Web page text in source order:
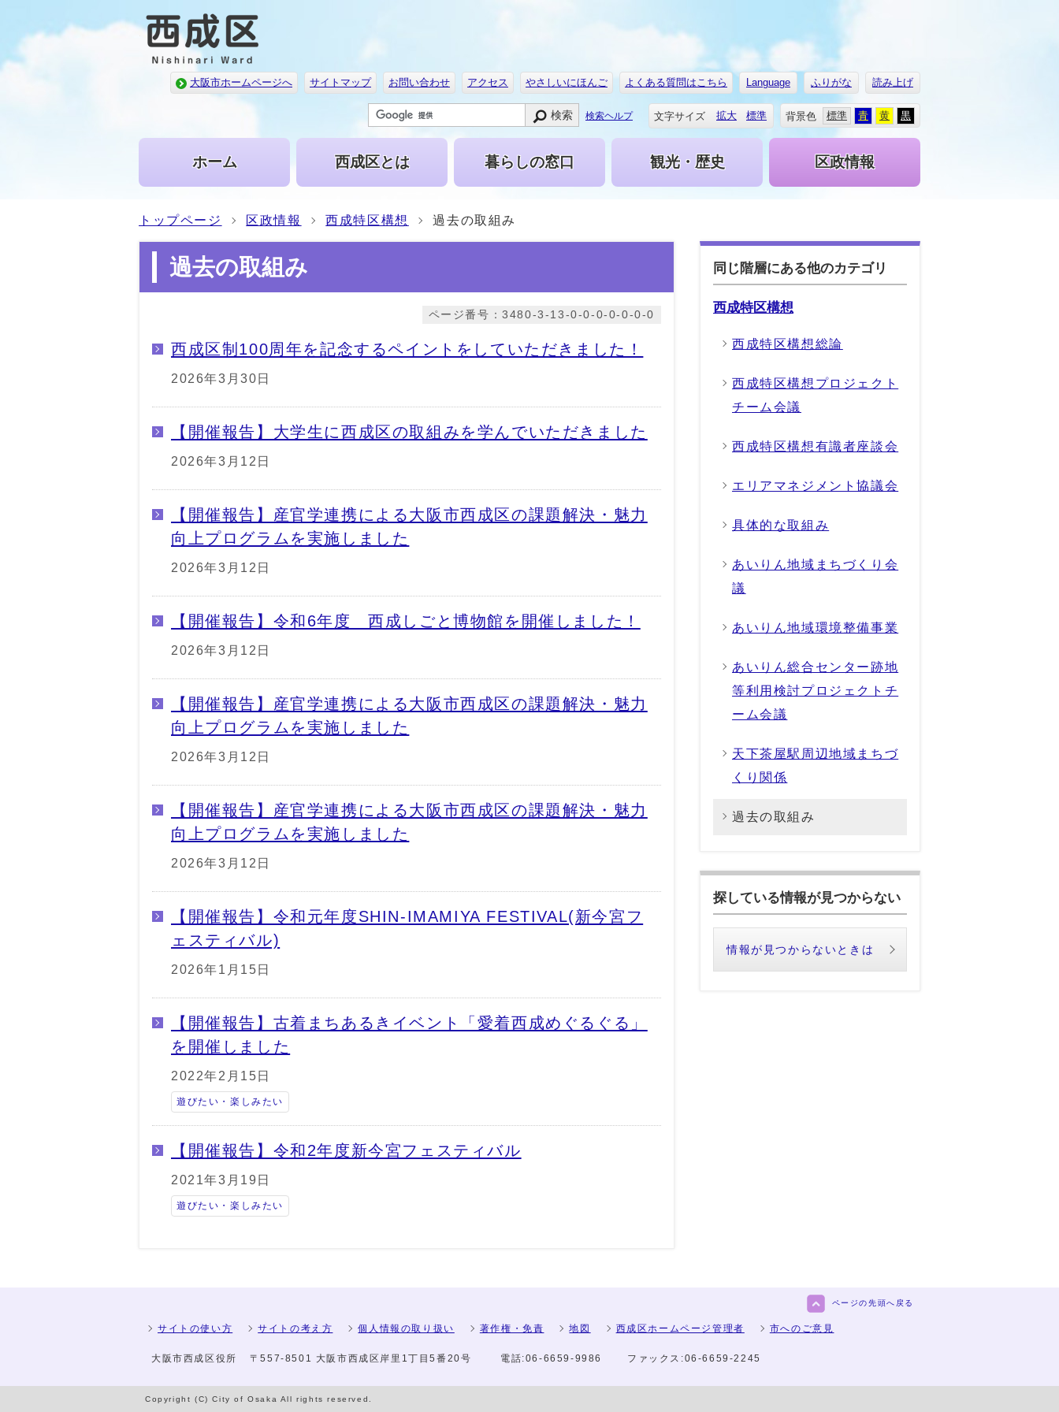
大阪市ホームページへ サイトマップ お問い合わせ アクセス やさしいにほんご よくある質問はこちら Language ふりがな 読み上げ
文字サイズ 拡大 標準 背景色 標準 青 黄 黒
検索 検索ヘルプ
ホーム 西成区とは 暮らしの窓口 観光・歴史 区政情報
トップページ 区政情報 西成特区構想 過去の取組み
過去の取組み
ページ番号：3480-3-13-0-0-0-0-0-0-0
西成区制100周年を記念するペイントをしていただきました！
2026年3月30日
【開催報告】大学生に西成区の取組みを学んでいただきました
2026年3月12日
【開催報告】産官学連携による大阪市西成区の課題解決・魅力
向上プログラムを実施しました
2026年3月12日
【開催報告】令和6年度 西成しごと博物館を開催しました！
2026年3月12日
【開催報告】産官学連携による大阪市西成区の課題解決・魅力
向上プログラムを実施しました
2026年3月12日
【開催報告】産官学連携による大阪市西成区の課題解決・魅力
向上プログラムを実施しました
2026年3月12日
【開催報告】令和元年度SHIN-IMAMIYA FESTIVAL(新今宮フ
ェスティバル)
2026年1月15日
【開催報告】古着まちあるきイベント「愛着西成めぐるぐる」
を開催しました
2022年2月15日
遊びたい・楽しみたい
【開催報告】令和2年度新今宮フェスティバル
2021年3月19日
遊びたい・楽しみたい
同じ階層にある他のカテゴリ
西成特区構想
西成特区構想総論
西成特区構想プロジェクト
チーム会議
西成特区構想有識者座談会
エリアマネジメント協議会
具体的な取組み
あいりん地域まちづくり会
議
あいりん地域環境整備事業
あいりん総合センター跡地
等利用検討プロジェクトチ
ーム会議
天下茶屋駅周辺地域まちづ
くり関係
過去の取組み
探している情報が見つからない
情報が見つからないときは
ページの先頭へ戻る
サイトの使い方 サイトの考え方 個人情報の取り扱い 著作権・免責 地図 西成区ホームページ管理者 市へのご意見
大阪市西成区役所 〒557-8501 大阪市西成区岸里1丁目5番20号 電話:06-6659-9986 ファックス:06-6659-2245
Copyright (C) City of Osaka All rights reserved.